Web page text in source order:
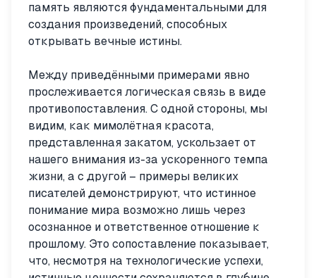
память являются фундаментальными для
создания произведений, способных
открывать вечные истины.
Между приведёнными примерами явно
прослеживается логическая связь в виде
противопоставления. С одной стороны, мы
видим, как мимолётная красота,
представленная закатом, ускользает от
нашего внимания из-за ускоренного темпа
жизни, а с другой – примеры великих
писателей демонстрируют, что истинное
понимание мира возможно лишь через
осознанное и ответственное отношение к
прошлому. Это сопоставление показывает,
что, несмотря на технологические успехи,